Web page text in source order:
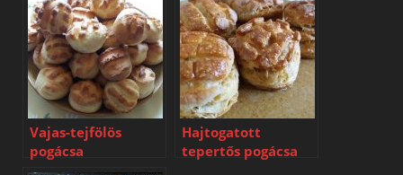
Vajas-tejfölös
pogácsa
Hajtogatott
tepertős pogácsa